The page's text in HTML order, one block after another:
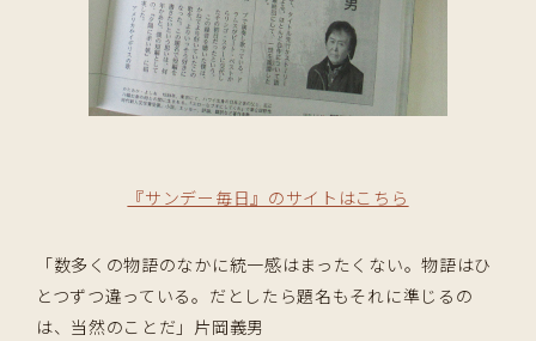
『サンデー毎日』のサイトはこちら
「数多くの物語のなかに統一感はまったくない。物語はひ
とつずつ違っている。だとしたら題名もそれに準じるの
は、当然のことだ」片岡義男